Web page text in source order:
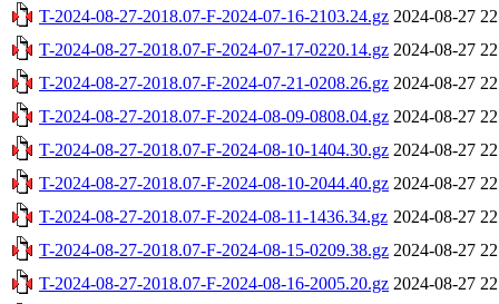
T-2024-08-27-2018.07-F-2024-07-16-2103.24.gz 2024-08-27
T-2024-08-27-2018.07-F-2024-07-17-0220.14.gz 2024-08-27
T-2024-08-27-2018.07-F-2024-07-21-0208.26.gz 2024-08-27
T-2024-08-27-2018.07-F-2024-08-09-0808.04.gz 2024-08-27
T-2024-08-27-2018.07-F-2024-08-10-1404.30.gz 2024-08-27
T-2024-08-27-2018.07-F-2024-08-10-2044.40.gz 2024-08-27
T-2024-08-27-2018.07-F-2024-08-11-1436.34.gz 2024-08-27
T-2024-08-27-2018.07-F-2024-08-15-0209.38.gz 2024-08-27
T-2024-08-27-2018.07-F-2024-08-16-2005.20.gz 2024-08-27